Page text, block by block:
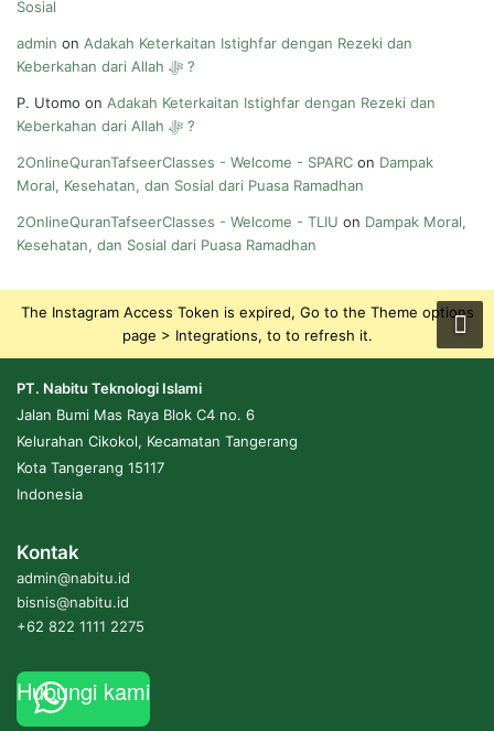
Sosial
admin on Adakah Keterkaitan Istighfar dengan Rezeki dan
Keberkahan dari Allah ﷻ ?
P. Utomo on Adakah Keterkaitan Istighfar dengan Rezeki dan
Keberkahan dari Allah ﷻ ?
2OnlineQuranTafseerClasses - Welcome - SPARC on Dampak
Moral, Kesehatan, dan Sosial dari Puasa Ramadhan
2OnlineQuranTafseerClasses - Welcome - TLIU on Dampak Moral,
Kesehatan, dan Sosial dari Puasa Ramadhan
The Instagram Access Token is expired, Go to the Theme options
page > Integrations, to to refresh it.
PT. Nabitu Teknologi Islami
Jalan Bumi Mas Raya Blok C4 no. 6
Kelurahan Cikokol, Kecamatan Tangerang
Kota Tangerang 15117
Indonesia
Kontak
admin@nabitu.id
bisnis@nabitu.id
+62 822 1111 2275
Hubungi kami